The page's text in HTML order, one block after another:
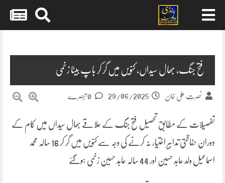
فتح جنگ، بھال سیداں، کنویں میں گر کر باپ بیٹا زخمی
نصرت علی خان 29/06/2025
تفصیلات کے مطابق تحصیل فتح جنگ کے علاقے بھال سیداں میں کام کے
دوران حفاظتی تدابیر اختیار نہ کرنے کی وجہ سے کنویں میں گر کر 16 سالہ محمد
اسماعیل ولد عابد حسین اور 44 سالہ عابد حسین زخمی ہوگئے